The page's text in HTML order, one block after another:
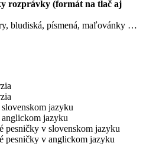
rozprávky (formát na tlač aj
bludiská, písmená, maľovánky …
jazyku
jazyku
v slovenskom jazyku
v anglickom jazyku